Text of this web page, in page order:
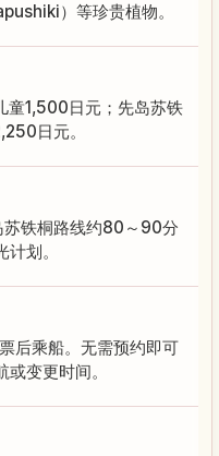
）等珍贵植物。
1,500日元；先岛苏铁
日元。
铁桐路线约80～90分
划。
后乘船。无需预约即可
变更时间。